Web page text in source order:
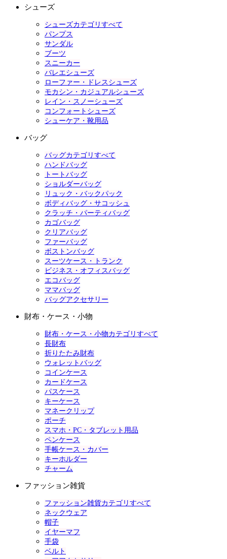
シューズ
シューズカテゴリすべて
パンプス
サンダル
ブーツ
スニーカー
バレエシューズ
ローファー・ドレスシューズ
モカシン・カジュアルシューズ
レイン・スノーシューズ
コンフォートシューズ
シューケア・靴用品
バッグ
バッグカテゴリすべて
ハンドバッグ
トートバッグ
ショルダーバッグ
リュック・バックパック
ボディバッグ・サコッシュ
クラッチ・パーティバッグ
カゴバッグ
クリアバッグ
ファーバッグ
ボストンバッグ
スーツケース・トランク
ビジネス・オフィスバッグ
エコバッグ
ママバッグ
バッグアクセサリー
財布・ケース・小物
財布・ケース・小物カテゴリすべて
長財布
折りたたみ財布
ウォレットバッグ
コインケース
カードケース
パスケース
キーケース
マネークリップ
ポーチ
スマホ・PC・タブレット用品
ペンケース
手帳ケース・カバー
キーホルダー
チャーム
ファッション雑貨
ファッション雑貨カテゴリすべて
ネックウェア
帽子
イヤーマフ
手袋
ベルト